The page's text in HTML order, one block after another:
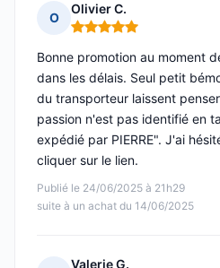
O
Olivier C.
Note : 5 sur 5
Publié le 24/06/2025 à 21h29
suite à un achat du 14/06/2025
Bonne promotion au moment
dans les délais. Seul petit
du transporteur laissent
passion n'est pas identifié en
expédié par PIERRE". J'ai
cliquer sur le lien.
Valerie G.